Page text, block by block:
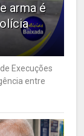
arma é
Execuções
entre